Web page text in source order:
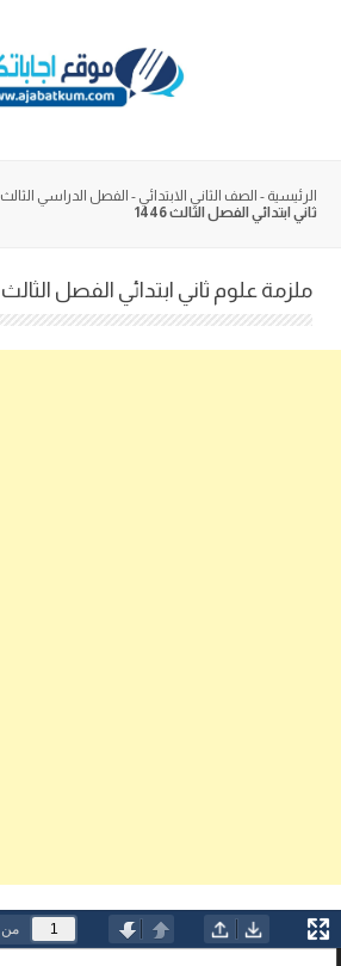
الرئيسية - الصف الثاني الابتدائي - الفصل الدراسي الثالث
ثاني ابتدائي الفصل الثالث 1446
ملزمة علوم ثاني ابتدائي الفصل الثالث 1446